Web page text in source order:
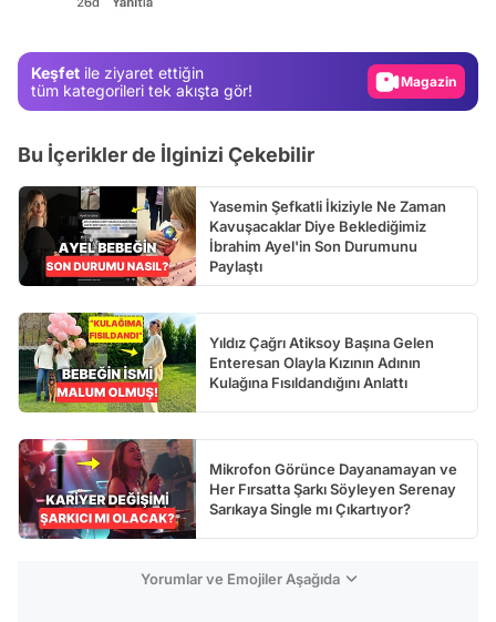
Keşfet ile ziyaret ettiğin
tüm kategorileri tek akışta gör!
Video
Bu İçerikler de İlginizi Çekebilir
Yasemin Şefkatli İkiziyle Ne Zaman
Kavuşacaklar Diye Beklediğimiz
İbrahim Ayel'in Son Durumunu
Paylaştı
Yıldız Çağrı Atiksoy Başına Gelen
Enteresan Olayla Kızının Adının
Kulağına Fısıldandığını Anlattı
Mikrofon Görünce Dayanamayan ve
Her Fırsatta Şarkı Söyleyen Serenay
Sarıkaya Single mı Çıkartıyor?
Yorumlar ve Emojiler Aşağıda